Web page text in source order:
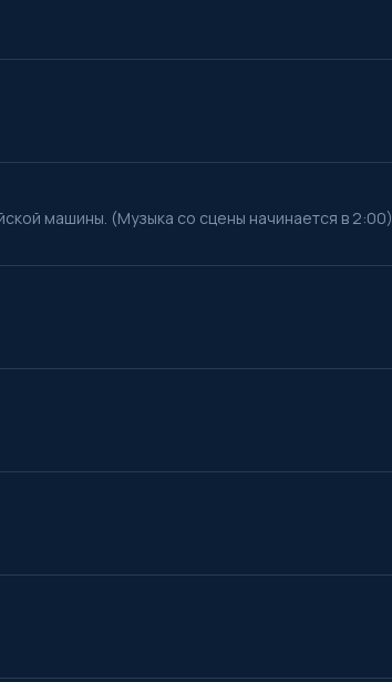
машины. (Музыка со сцены начинается в 2:00)